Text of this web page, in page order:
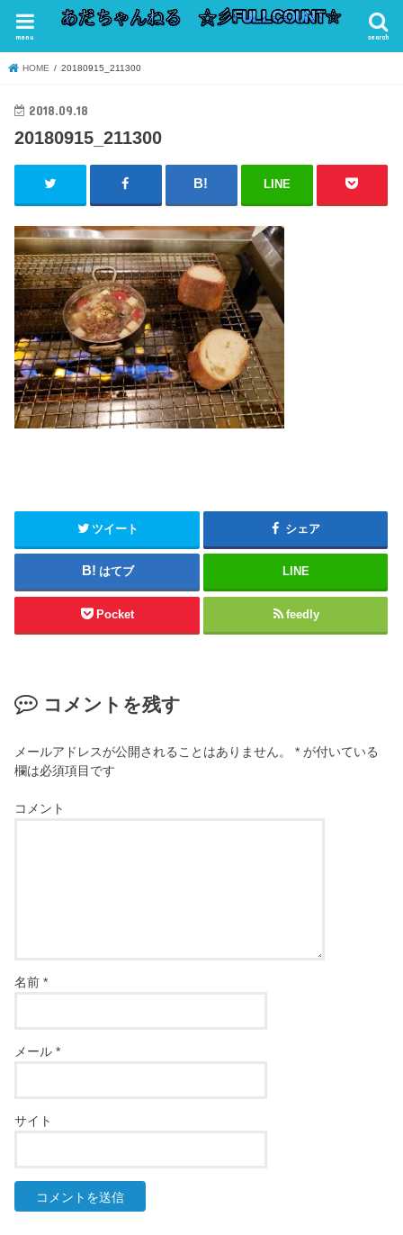
search
menu
HOME 20180915_211300
2018.09.18
20180915_211300
LINE
ツイート シェア
はてブ LINE
Pocket feedly
コメントを残す
メールアドレスが公開されることはありません。 * が付いている
欄は必須項目です
コメント
名前*
メール*
サイト